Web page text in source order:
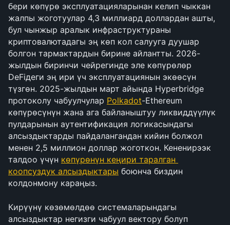
бери көпүрө эксплуатацияларынан келип чыккан
жалпы жоготуулар 4,3 миллиард доллардан ашты,
бул чынжыр аралык инфраструктураны
криптовалютадагы эң көп кол салууга дуушар
болгон тармактардын бирине айлантты. 2026-
жылдын биринчи чейрегинде эле көпүрөлөр
DeFiдеги эң ири үч эксплуатациянын экөөсүн
түзгөн. 2025-жылдын март айында Hyperbridge
протоколу чабуулчулар Polkadot-Ethereum
көпүрөсүнүн жана ага байланыштуу ликвиддүүлүк
пулдарынын аутентификация логикасындагы
алсыздыктарды пайдалангандан кийин болжол
менен 2,5 миллион доллар жоготкон. Кененирээк
талдоо үчүн көпүрөнүн кеңири таралган
коопсуздук алсыздыктары боюнча биздин
колдонмону караңыз.
Кирүүнү көзөмөлдөө системаларындагы
алсыздыктар негизги чабуул вектору болуп